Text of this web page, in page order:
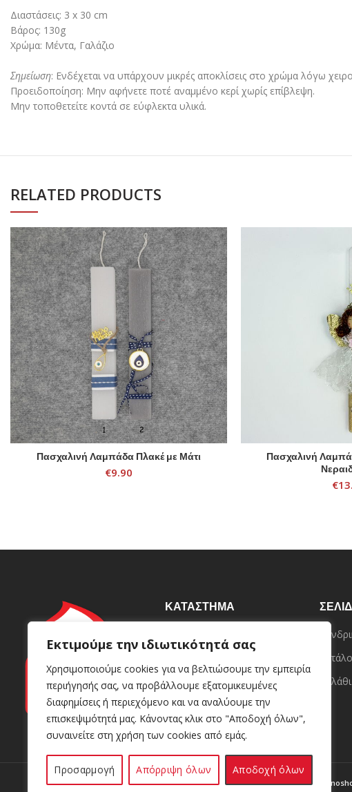
Εκτιμούμε την ιδιωτικότητά σας
Χρησιμοποιούμε cookies για να βελτιώσουμε την εμπειρία
περιήγησής σας, να προβάλλουμε εξατομικευμένες
διαφημίσεις ή περιεχόμενο και να αναλύουμε την
επισκεψιμότητά μας. Κάνοντας κλικ στο "Αποδοχή όλων",
συναινείτε στη χρήση των cookies από εμάς.
Προσαρμογή Απόρριψη όλων Αποδοχή όλων
Διαστάσεις: 3 x 30 cm
Βάρος: 130g
Χρώμα: Μέντα, Γαλάζιο
Σημείωση: Ενδέχεται να υπάρχουν μικρές αποκλίσεις στο χρώμα λόγω
Προειδοποίηση: Μην αφήνετε ποτέ αναμμένο κερί χωρίς επίβλεψη.
Μην τοποθετείτε κοντά σε εύφλεκτα υλικά.
RELATED PRODUCTS
SELECT OPTIONS
Πασχαλινή Λαμπάδα Πλακέ με Μάτι
€9.90
SELECT
Πασχαλινή
€
ΚΑΤΆΣΤΗΜΑ
Γρυπάρη 92, Καλλιθέα 176
72
+30 210 95 98 049
+30 693 81 86 613
info@kerinoshop.gr
Καλάθι